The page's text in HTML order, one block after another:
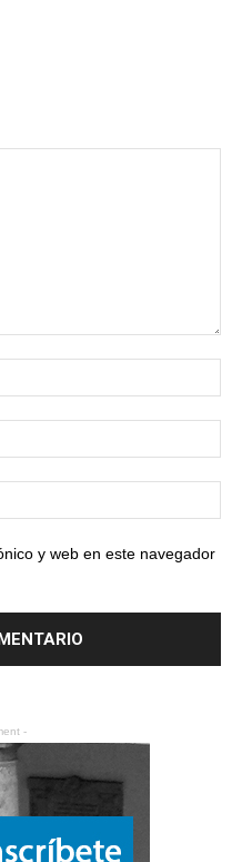
y web en este navegador
-